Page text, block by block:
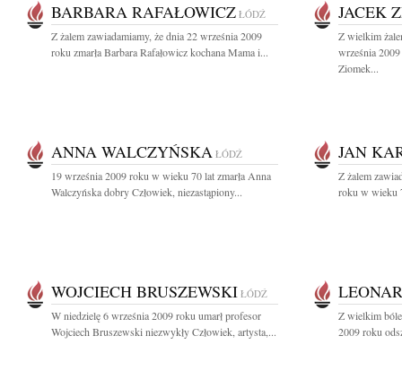
BARBARA RAFAŁOWICZ ŁÓDŹ
Z żalem zawiadamiamy, że dnia 22 września 2009
roku zmarła Barbara Rafałowicz kochana Mama i...
JACEK
Z wielkim
września
Ziomek...
ANNA WALCZYŃSKA ŁÓDŹ
19 września 2009 roku w wieku 70 lat zmarła Anna
Walczyńska dobry Człowiek, niezastąpiony...
JAN
Z żalem
roku w wieku
WOJCIECH BRUSZEWSKI ŁÓDŹ
W niedzielę 6 września 2009 roku umarł profesor
Wojciech Bruszewski niezwykły Człowiek, artysta,...
Z wielkim
2009 roku